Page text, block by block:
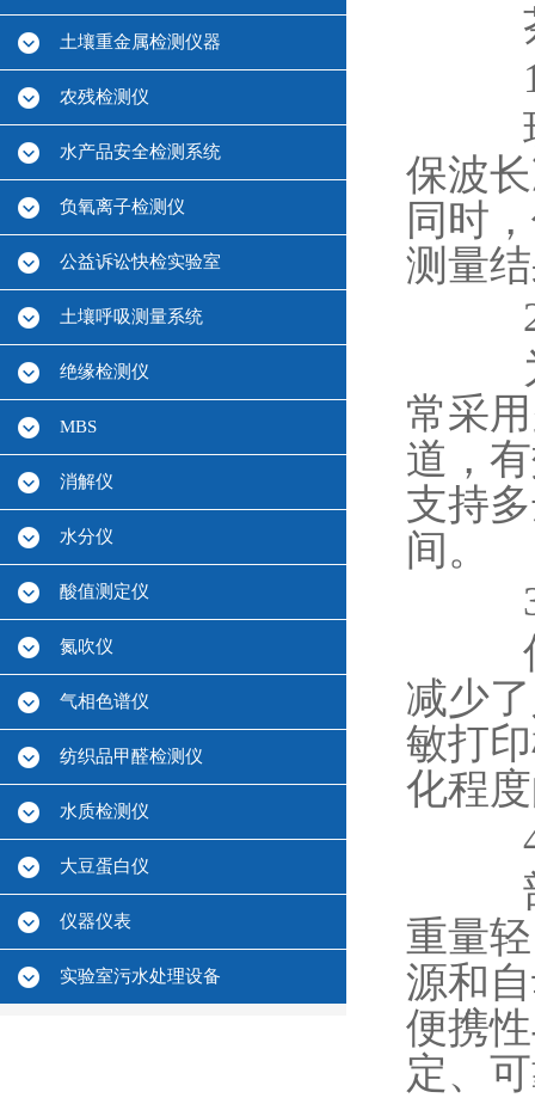
土壤重金属检测仪器
农残检测仪
水产品安全检测系统
负氧离子检测仪
公益诉讼快检实验室
土壤呼吸测量系统
绝缘检测仪
MBS
消解仪
水分仪
酸值测定仪
氮吹仪
气相色谱仪
纺织品甲醛检测仪
水质检测仪
大豆蛋白仪
仪器仪表
实验室污水处理设备
茶
1.
现
保波
同时
测量
2.
为
常采
道，
支持
间。
3.
仪
减少
敏打
化程
4.
部
重量
源和
便携
定、